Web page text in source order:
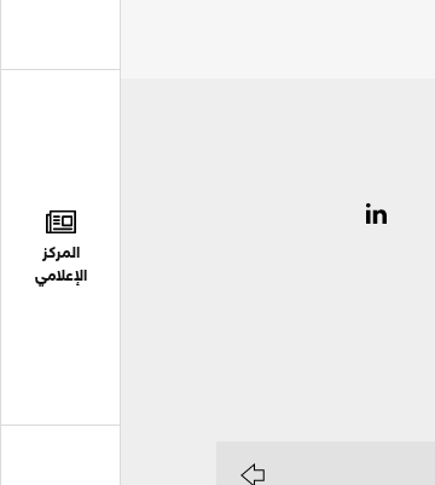
المركز
الإعلامي